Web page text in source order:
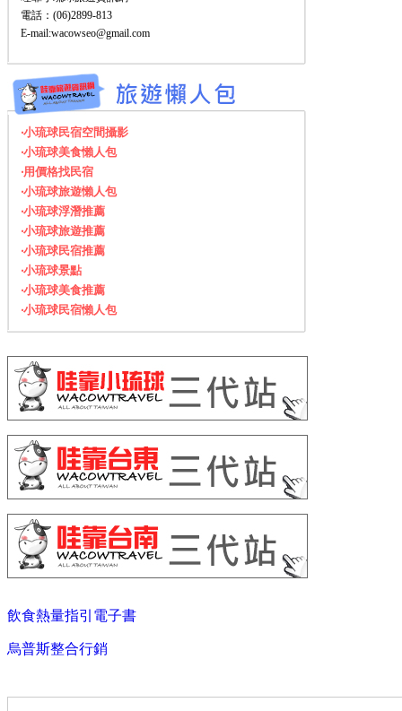
電話：(06)2899-813
E-mail:wacowseo@gmail.com
‧小琉球民宿空間攝影
‧小琉球美食懶人包
‧用價格找民宿
‧小琉球旅遊懶人包
‧小琉球浮潛推薦
‧小琉球旅遊推薦
‧小琉球民宿推薦
‧小琉球景點
‧小琉球美食推薦
‧小琉球民宿懶人包
飲食熱量指引電子書
烏普斯整合行銷